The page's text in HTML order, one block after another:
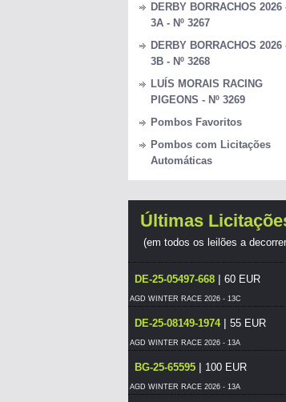
DERBY BORRACHOS 2026
3A - Nº 3267
DERBY BORRACHOS 2026
3B - Nº 3268
LUÍS MORAIS RACING
PIGEONS - Nº 3269
Pombos Favoritos
Pombos com Licitações
Automáticas
Últimas
(em todos os leilões a
DE-25-05497-668 | 60 EUR
AGD WINTER RACE 2026 - 13C
DE-25-08149-1974| 55 EUR
AGD WINTER RACE 2026 - 13A
BG-25-65595 | 100 EUR
AGD WINTER RACE 2026 - 13A